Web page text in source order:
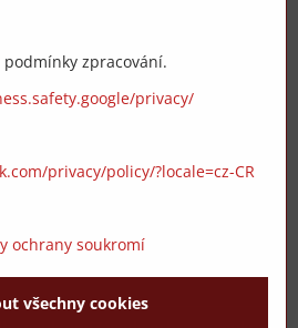
podmínky zpracování.
privacy/
privacy/policy/?locale=cz-CR
ochrany soukromí
všechny cookies